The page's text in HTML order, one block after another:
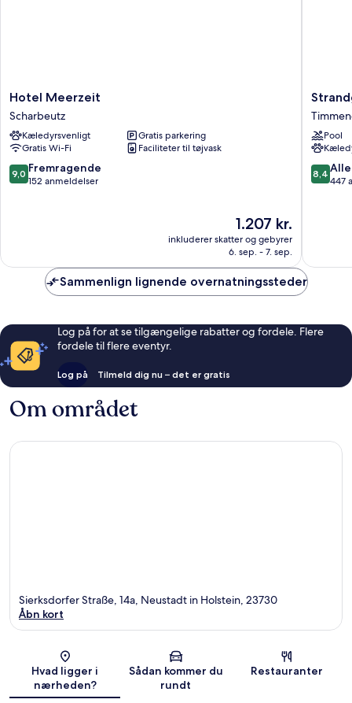
Hotel
Meerzeit
Scharbeutz
Hotel Meerzeit
Scharbeutz
Kæledyrsvenligt
Gratis parkering
Gratis Wi-Fi
Faciliteter til tøjvask
9.0
ud
9,0 Fremragende
152 anmeldelser
Prisen
1.207 kr.
1.207 kr.
inkluderer skatter og gebyrer
6. sep. - 7. sep.
Golf-
&
Spa
Resort
Strand
Pool
8.4
ud
8,4
447
Sammenlign lignende overnatningssteder
Log på for at se tilgængelige rabatter og fordele. Flere
fordele til flere eventyr.
Log på Tilmeld dig nu – det er gratis
Om området
Kort
Sierksdorfer Straße, 14a, Neustadt in Holstein, 23730
Åbn kort
Hvad ligger i
nærheden?
Sådan kommer du
rundt
Restauranter